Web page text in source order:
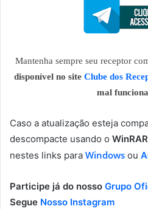
Mantenha sempre seu receptor
disponível no site Clube dos
mal
Caso a atualização esteja
descompacte usando o WinRAR
nestes links para Windows ou
Participe já do nosso Grupo
Segue Nosso Instagram